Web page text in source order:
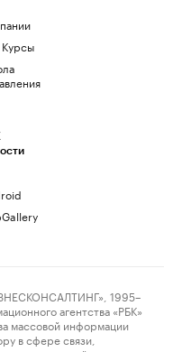
1995–
агентства «РБК»
массовой информации
в сфере связи,